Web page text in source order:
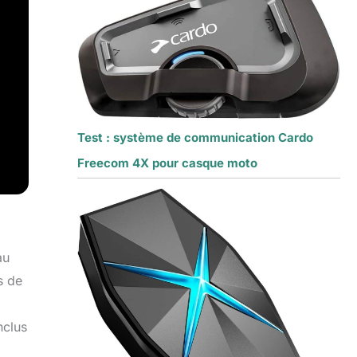
de
Test : système de communication Cardo
Freecom 4X pour casque moto